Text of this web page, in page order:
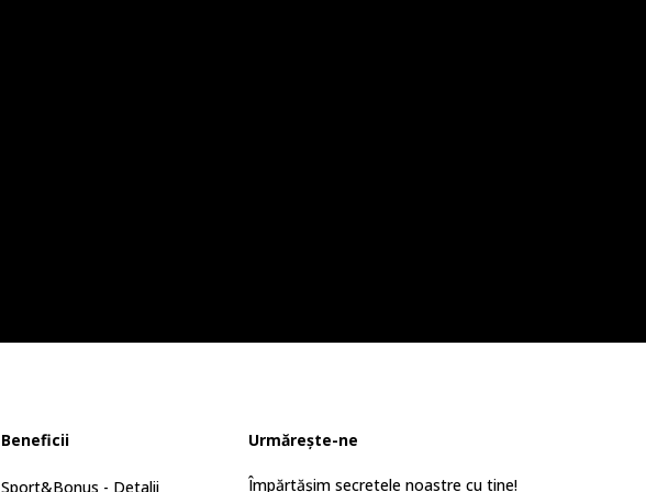
Beneficii
Sport&Bonus - Detalii
Urmărește-ne
Împărtășim secretele noastre cu tine!